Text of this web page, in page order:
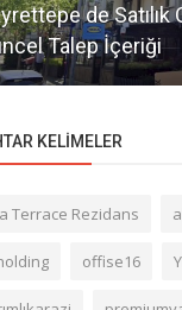
de Satılık
Talep İçeriği
KELIMELER
Terrace Rezidans
offise16